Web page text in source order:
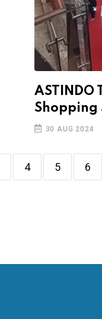
ASTINDO
Shopping
30 AUG 2024
4 5 6